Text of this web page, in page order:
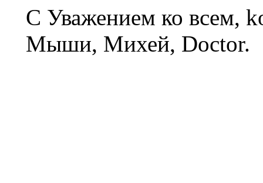
С Уважением ко всем,
Мыши, Михей, Doctor.